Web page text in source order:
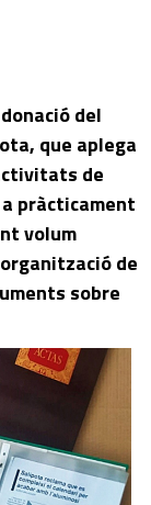
del
que aplega
de
pràcticament
volum
de
sobre